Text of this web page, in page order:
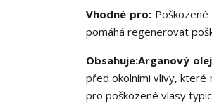
Vhodné pro:
pomáhá regenerovat
Obsahuje:Arganový olej
před okolními vlivy, které
pro poškozené vlasy